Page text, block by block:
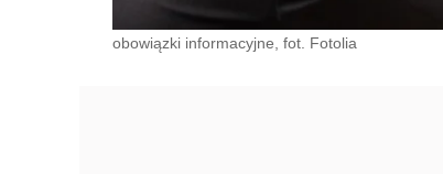
obowiązki informacyjne, fot. Fotolia